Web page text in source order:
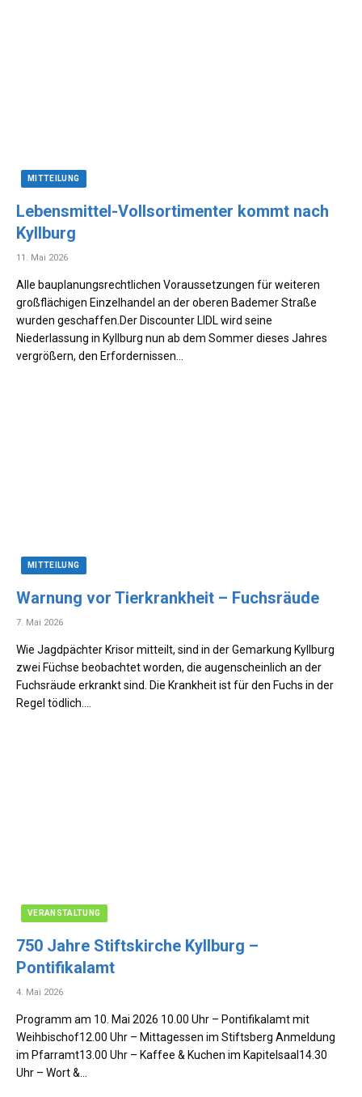
MITTEILUNG
Lebensmittel-Vollsortimenter kommt nach
Kyllburg
11. Mai 2026
Alle bauplanungsrechtlichen Voraussetzungen für weiteren
großflächigen Einzelhandel an der oberen Bademer Straße
wurden geschaffen.Der Discounter LIDL wird seine
Niederlassung in Kyllburg nun ab dem Sommer dieses Jahres
vergrößern, den Erfordernissen…
MITTEILUNG
Warnung vor Tierkrankheit – Fuchsräude
7. Mai 2026
Wie Jagdpächter Krisor mitteilt, sind in der Gemarkung Kyllburg
zwei Füchse beobachtet worden, die augenscheinlich an der
Fuchsräude erkrankt sind. Die Krankheit ist für den Fuchs in der
Regel tödlich.…
VERANSTALTUNG
750 Jahre Stiftskirche Kyllburg –
Pontifikalamt
4. Mai 2026
Programm am 10. Mai 2026 10.00 Uhr – Pontifikalamt mit
Weihbischof12.00 Uhr – Mittagessen im Stiftsberg Anmeldung
im Pfarramt13.00 Uhr – Kaffee & Kuchen im Kapitelsaal14.30
Uhr – Wort &…